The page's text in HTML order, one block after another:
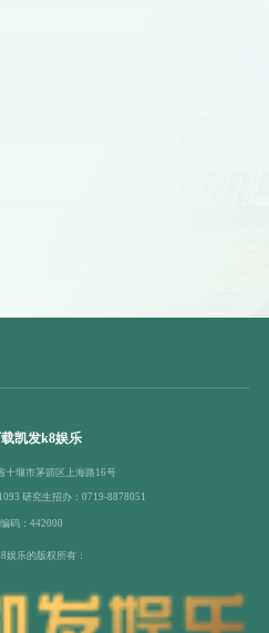
凯发k8娱乐
十堰市茅箭区上海路16号
研究生招办：0719-8878051
码：442000
娱乐的版权所有：